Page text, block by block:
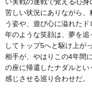
苦しい状況にありながら
う姿や、遊び心に溢れた
年のような笑顔は、夢を
してトップ5へと駆け上が
相手が、やはりこの4年間
の座に帰還したナダルと
感じさせる巡り合わせだ。